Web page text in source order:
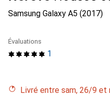
Samsung Galaxy A5 (2017)
1
Évaluations
Livré entre sam, 26/9